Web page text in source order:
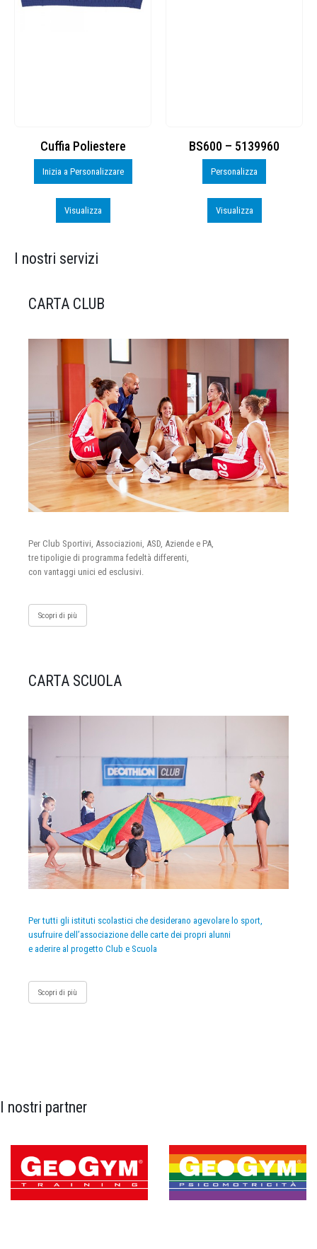
Cuffia Poliestere
Inizia a Personalizzare
Visualizza
BS600 – 5139960
Personalizza
Visualizza
I nostri servizi
CARTA CLUB
Per Club Sportivi, Associazioni, ASD, Aziende e PA,
tre tipoligie di programma fedeltà differenti,
con vantaggi unici ed esclusivi.
Scopri di più
CARTA SCUOLA
Per tutti gli istituti scolastici che desiderano agevolare lo sport,
usufruire dell’associazione delle carte dei propri alunni
e aderire al progetto Club e Scuola
Scopri di più
I nostri partner